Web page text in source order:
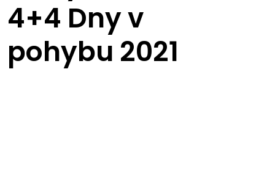
4+4 Dny v
pohybu 2021